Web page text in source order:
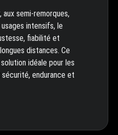
semi-remorques,
intensifs, le
fiabilité et
distances. Ce
idéale pour les
endurance et